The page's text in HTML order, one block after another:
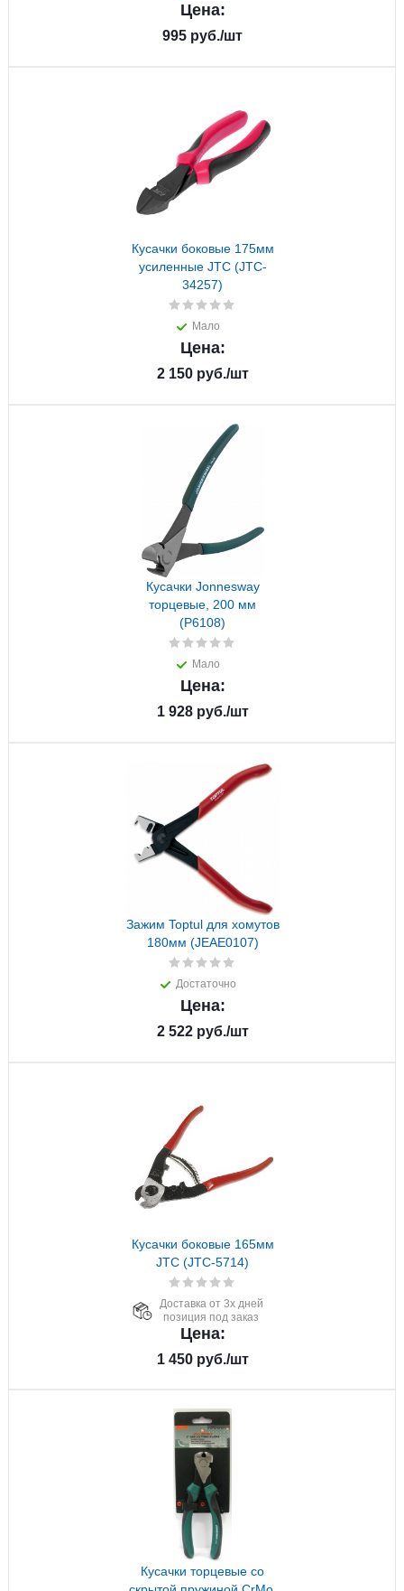
Цена:
995 руб./шт
Кусачки боковые 175мм
усиленные JTC (JTC-
34257)
Мало
Цена:
2 150руб./шт
Кусачки Jonnesway
торцевые, 200 мм
(P6108)
Мало
Цена:
1 928руб./шт
Зажим Toptul для хомутов
180мм (JEAE0107)
Достаточно
Цена:
2 522руб./шт
Кусачки боковые 165мм
JTC (JTC-5714)
Доставка от 3х дней
позиция под заказ
Цена:
1 450руб./шт
Кусачки торцевые со